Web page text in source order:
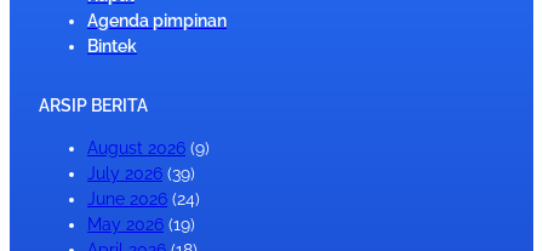
Agenda pimpinan
Bintek
ARSIP BERITA
August 2026 (9)
July 2026 (39)
June 2026 (24)
May 2026 (19)